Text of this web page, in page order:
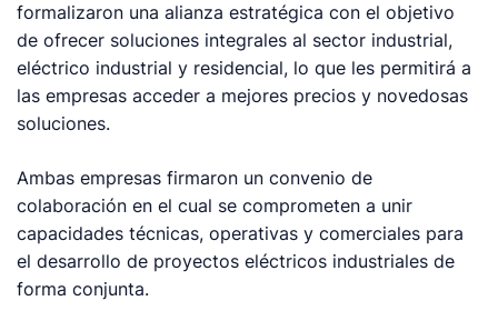
formalizaron una alianza estratégica con el objetivo
de ofrecer soluciones integrales al sector industrial,
eléctrico industrial y residencial, lo que les permitirá a
las empresas acceder a mejores precios y novedosas
soluciones.
Ambas empresas firmaron un convenio de
colaboración en el cual se comprometen a unir
capacidades técnicas, operativas y comerciales para
el desarrollo de proyectos eléctricos industriales de
forma conjunta.